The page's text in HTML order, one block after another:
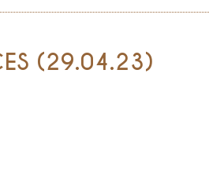
(29.04.23)